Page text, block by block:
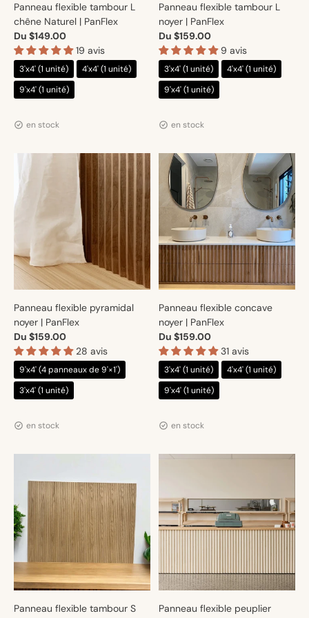
Panneau flexible tambour L
chêne Naturel | PanFlex
Du $149.00
19 avis
3'x4' (1 unité)
4'x4' (1 unité)
9'x4' (1 unité)
en stock
Panneau flexible tambour L
noyer | PanFlex
Du $159.00
9 avis
3'x4' (1 unité)
4'x4' (1 unité)
9'x4' (1 unité)
en stock
Panneau flexible pyramidal
noyer | PanFlex
Du $159.00
28 avis
9'x4' (4 panneaux de 9'×1')
3'x4' (1 unité)
en stock
Panneau flexible concave
noyer | PanFlex
Du $159.00
31 avis
3'x4' (1 unité)
4'x4' (1 unité)
9'x4' (1 unité)
en stock
Panneau flexible tambour S
Panneau flexible peuplier